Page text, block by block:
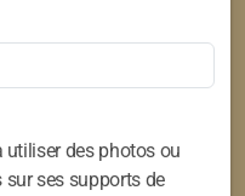
des photos ou
ses supports de